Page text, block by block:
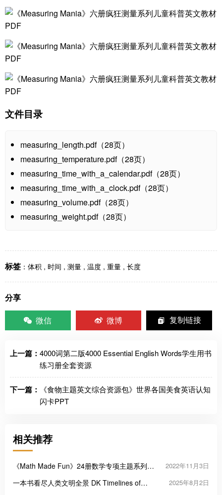
文件目录
measuring_length.pdf（28页）
measuring_temperature.pdf（28页）
measuring_time_with_a_calendar.pdf（28页）
measuring_time_with_a_clock.pdf（28页）
measuring_volume.pdf（28页）
measuring_weight.pdf（28页）
标签 ： 体积 , 时间 , 测量 , 温度 , 重量 , 长度
分享
微信
微博 复制链接
上一篇： 4000词第二版4000 Essential English Words学生用书
练习册全套资源
下一篇：
《食物主题英文综合资源包》世界各国美食英语认知
闪卡PPT
相关推荐
《Math Made Fun》24册数学专项主题系列英
2022年11月3日
一本书看尽人类文明全景 DK Timelines of
2025年8月2日